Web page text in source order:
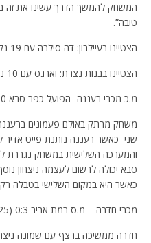
המשחק להמשך הדרך עשינו את זה
טובה”.
הצטיינו בעיילבון: דה סילבה עם 19 נקודות ודה סאוזה עם 13 נקודות
הצטיינו בבנות נצרת: וארגס עם 10 נקודות ואישקאווה עם 9 נקודות.
מ.כ מכבי רעננה- הפועל כפר סבא 3:0 (25:20, 25:23, 27:25)
משחק מרתק באולם פעמונים
שני כאשר רעננה נותנת פייט
והמערכה השלישית במשחק נגררת
סבא יכולה לרשום לעצמה ניצחון
כאשר היא במקום השלישי בטבלה רק 3 נקודות אחרי המוליכה אשדוד.
מכבי חדרה – מ.ס רמת אביב 0:3 (17:25, 14:25, 20:25)
חדרה ממשיכה ברצף עם שמונה